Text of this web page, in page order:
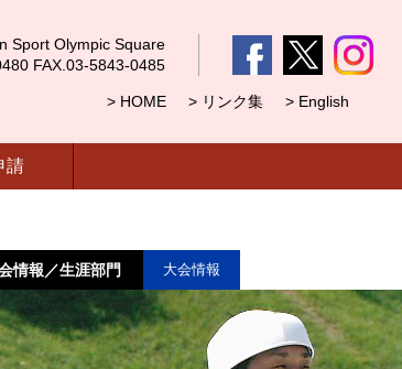
Sport Olympic Square
FAX.03-5843-0485
> HOME > リンク集 > English
請
情報／生涯部門 大会情報